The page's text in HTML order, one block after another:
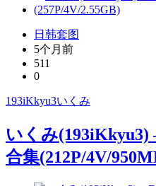
日韩套图
5个月前
511
0
193iKkyu3いくみ
いくみ(193iKkyu3)
合集(212P/4V/